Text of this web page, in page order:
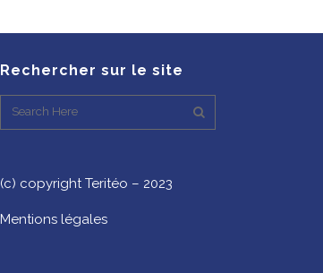
Rechercher sur le site
(c) copyright Teritéo – 2023
Mentions légales